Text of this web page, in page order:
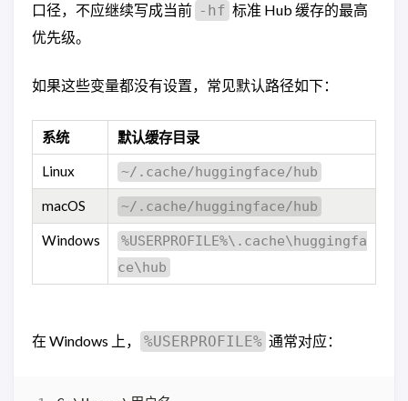
口径，不应继续写成当前 -hf 标准 Hub 缓存的最高
优先级。
如果这些变量都没有设置，常见默认路径如下：
系统 默认缓存目录
Linux ~/.cache/huggingface/hub
macOS ~/.cache/huggingface/hub
Windows
%USERPROFILE%\.cache\huggingfa
ce\hub
在 Windows 上， %USERPROFILE% 通常对应：